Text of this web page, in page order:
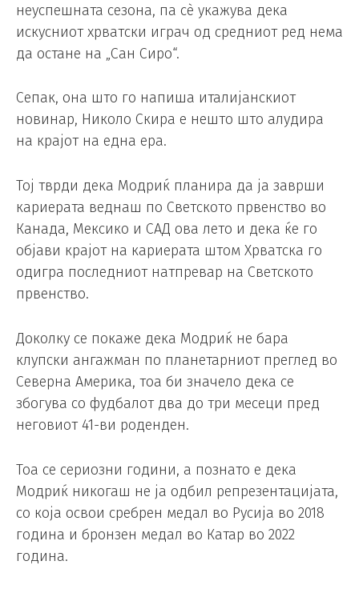
неуспешната сезона, па сè укажува дека
искусниот хрватски играч од средниот ред нема
да остане на „Сан Сиро“.
Сепак, она што го напиша италијанскиот
новинар, Николо Скира е нешто што алудира
на крајот на една ера.
Тој тврди дека Модриќ планира да ја заврши
кариерата веднаш по Светското првенство во
Канада, Мексико и САД ова лето и дека ќе го
објави крајот на кариерата штом Хрватска го
одигра последниот натпревар на Светското
првенство.
Доколку се покаже дека Модриќ не бара
клупски ангажман по планетарниот преглед во
Северна Америка, тоа би значело дека се
збогува со фудбалот два до три месеци пред
неговиот 41-ви роденден.
Тоа се сериозни години, а познато е дека
Модриќ никогаш не ја одбил репрезентацијата,
со која освои сребрен медал во Русија во 2018
година и бронзен медал во Катар во 2022
година.